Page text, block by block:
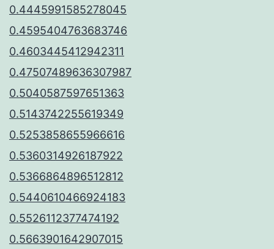
0.4445991585278045
0.4595404763683746
0.4603445412942311
0.47507489636307987
0.5040587597651363
0.5143742255619349
0.5253858655966616
0.5360314926187922
0.5366864896512812
0.5440610466924183
0.5526112377474192
0.5663901642907015